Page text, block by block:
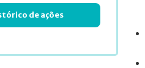
de ações